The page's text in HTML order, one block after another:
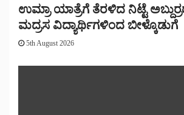
ಉಮ್ರಾ ಯಾತ್ರೆಗೆ ತೆರಳಿದ ನಿಟ್ಟೆ
ಮದ್ರಸ ವಿದ್ಯಾರ್ಥಿಗಳಿಂದ ಬೀಳ್ಕೊಡುಗೆ
5th August 2026